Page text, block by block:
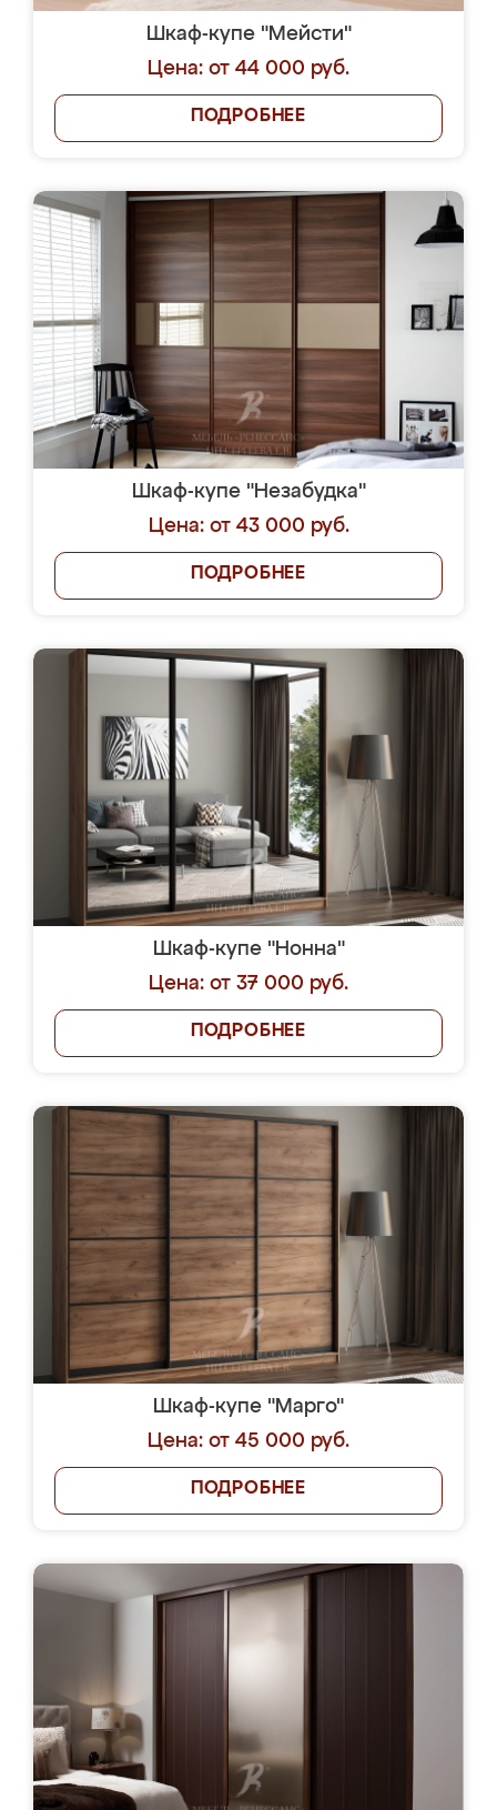
Шкаф-купе "Мейсти"
Цена: от 44 000 руб.
ПОДРОБНЕЕ
Шкаф-купе "Незабудка"
Цена: от 43 000 руб.
ПОДРОБНЕЕ
Шкаф-купе "Нонна"
Цена: от 37 000 руб.
ПОДРОБНЕЕ
Шкаф-купе "Марго"
Цена: от 45 000 руб.
ПОДРОБНЕЕ